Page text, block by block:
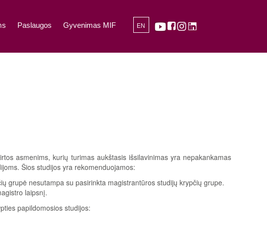
Paslaugos Gyvenimas MIF EN
asmenims, kurių turimas aukštasis išsilavinimas yra nepakankamas
Šios studijos yra rekomenduojamos:
grupė nesutampa su pasirinkta magistrantūros studijų krypčių grupe.
laipsnį.
papildomosios studijos: